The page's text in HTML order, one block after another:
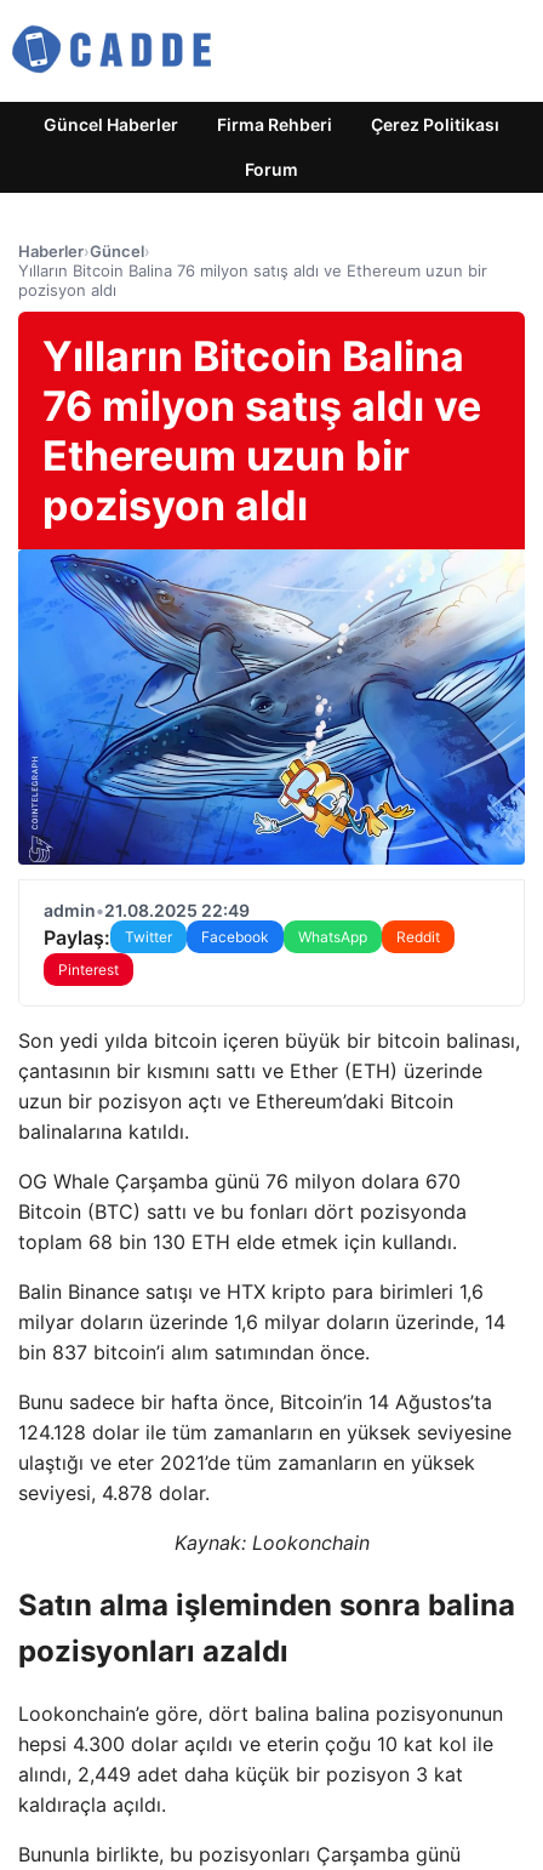
Güncel Haberler Firma Rehberi Çerez Politikası
Forum
Haberler›Güncel›
Yılların Bitcoin Balina 76 milyon satış aldı ve Ethereum uzun bir
pozisyon aldı
Yılların Bitcoin Balina
76 milyon satış aldı ve
Ethereum uzun bir
pozisyon aldı
admin•21.08.2025 22:49
Paylaş: Twitter Facebook WhatsApp
Reddit
Pinterest
Son yedi yılda bitcoin içeren büyük bir bitcoin balinası,
çantasının bir kısmını sattı ve Ether (ETH) üzerinde
uzun bir pozisyon açtı ve Ethereum’daki Bitcoin
balinalarına katıldı.
OG Whale Çarşamba günü 76 milyon dolara 670
Bitcoin (BTC) sattı ve bu fonları dört pozisyonda
toplam 68 bin 130 ETH elde etmek için kullandı.
Balin Binance satışı ve HTX kripto para birimleri 1,6
milyar doların üzerinde 1,6 milyar doların üzerinde, 14
bin 837 bitcoin’i alım satımından önce.
Bunu sadece bir hafta önce, Bitcoin’in 14 Ağustos’ta
124.128 dolar ile tüm zamanların en yüksek seviyesine
ulaştığı ve eter 2021’de tüm zamanların en yüksek
seviyesi, 4.878 dolar.
Kaynak: Lookonchain
Satın alma işleminden sonra balina
pozisyonları azaldı
Lookonchain’e göre, dört balina balina pozisyonunun
hepsi 4.300 dolar açıldı ve eterin çoğu 10 kat kol ile
alındı, 2,449 adet daha küçük bir pozisyon 3 kat
kaldıraçla açıldı.
Bununla birlikte, bu pozisyonları Çarşamba günü